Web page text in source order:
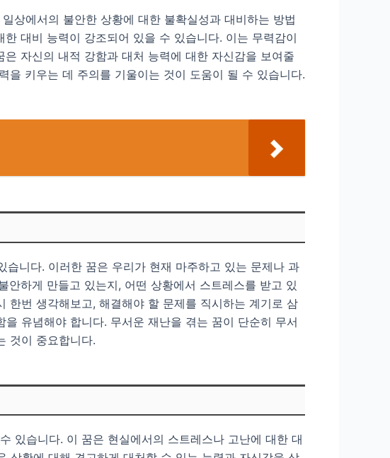
상에서의 불안한 상황에 대한 불확실성과 대비하는 방법
대비 능력이 강조되어 있을 수 있습니다. 이는 무력감이
자신의 내적 강함과 대처 능력에 대한 자신감을 보여줄
을 키우는 데 주의를 기울이는 것이 도움이 될 수 있습니다.
니다. 이러한 꿈은 우리가 현재 마주하고 있는 문제나 과
하게 만들고 있는지, 어떤 상황에서 스트레스를 받고 있
한번 생각해보고, 해결해야 할 문제를 직시하는 계기로 삼
유념해야 합니다. 무서운 재난을 겪는 꿈이 단순히 무서
것이 중요합니다.
있습니다. 이 꿈은 현실에서의 스트레스나 고난에 대한 대